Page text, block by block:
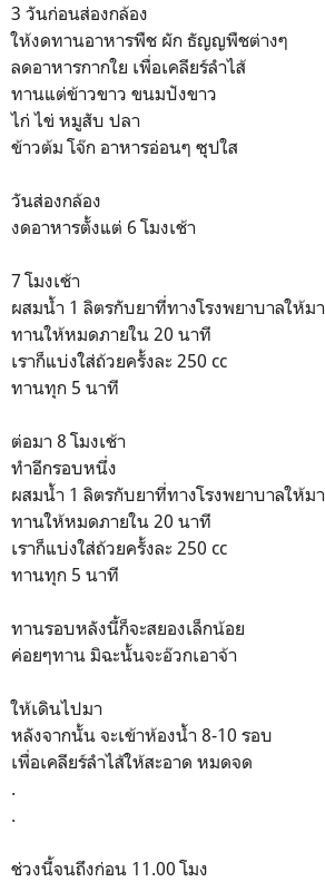
3 วันก่อนส่องกล้อง
ให้งดทานอาหารพืช ผัก ธัญญพืชต่างๆ
ลดอาหารกากใย เพื่อเคลียร์ลำไส้
ทานแต่ข้าวขาว ขนมปังขาว
ไก่ ไข่ หมูสับ ปลา
ข้าวต้ม โจ๊ก อาหารอ่อนๆ ซุปใส
วันส่องกล้อง
งดอาหารตั้งแต่ 6 โมงเช้า
7 โมงเช้า
ผสมน้ำ 1 ลิตรกับยาที่ทางโรงพยาบาลให้มา
ทานให้หมดภายใน 20 นาที
เราก็แบ่งใส่ถ้วยครั้งละ 250 cc
ทานทุก 5 นาที
ต่อมา 8 โมงเช้า
ทำอีกรอบหนึ่ง
ผสมน้ำ 1 ลิตรกับยาที่ทางโรงพยาบาลให้มา
ทานให้หมดภายใน 20 นาที
เราก็แบ่งใส่ถ้วยครั้งละ 250 cc
ทานทุก 5 นาที
ทานรอบหลังนี้ก็จะสยองเล็กน้อย
ค่อยๆทาน มิฉะนั้นจะอ๊วกเอาจ้า
ให้เดินไปมา
หลังจากนั้น จะเข้าห้องน้ำ 8-10 รอบ
เพื่อเคลียร์ลำไส้ให้สะอาด หมดจด
.
.
ช่วงนี้จนถึงก่อน 11.00 โมง